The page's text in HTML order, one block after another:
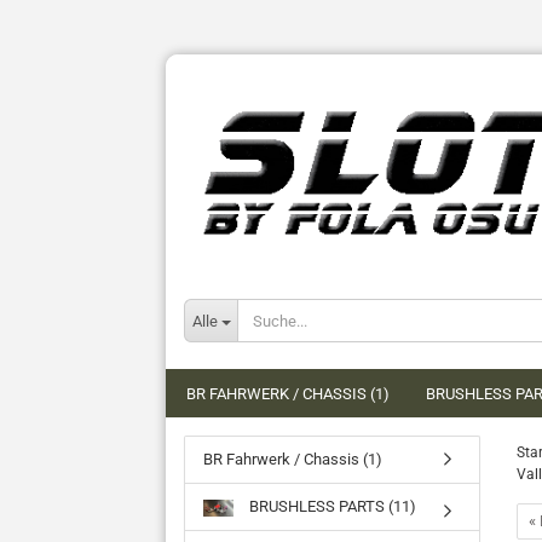
Alle
BR FAHRWERK / CHASSIS (1) BRUSHLESS
«
BR Fahrwerk / Chassis (1)
BRUSHLESS PARTS (11)